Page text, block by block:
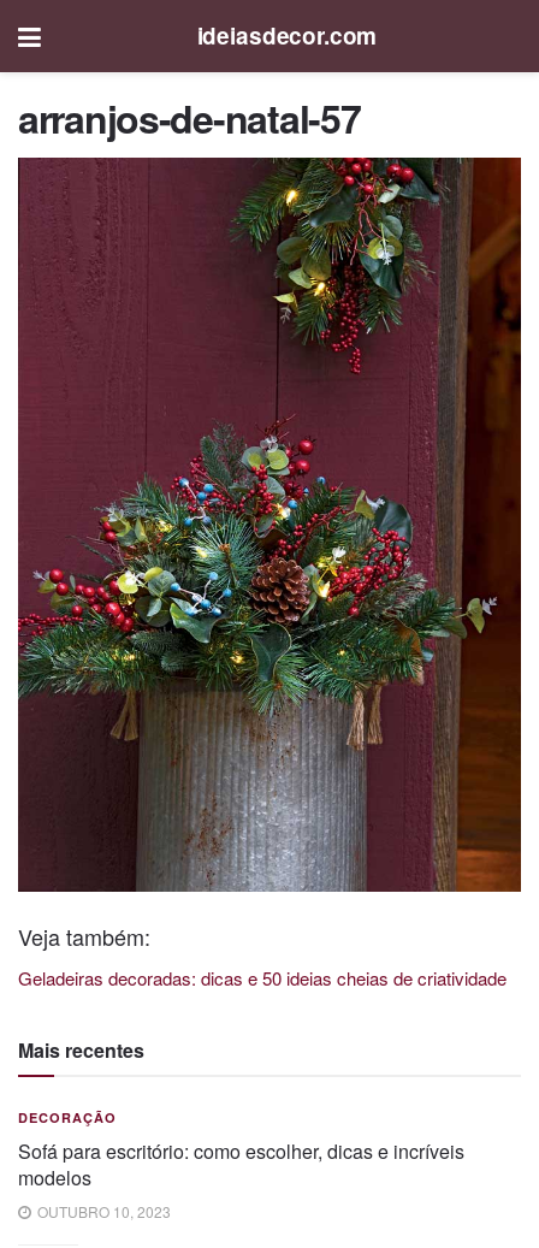
ideiasdecor.com
arranjos-de-natal-57
Veja também:
Geladeiras decoradas: dicas e 50 ideias cheias de criatividade
Mais recentes
DECORAÇÃO
Sofá para escritório: como escolher, dicas e incríveis
modelos
OUTUBRO 10, 2023